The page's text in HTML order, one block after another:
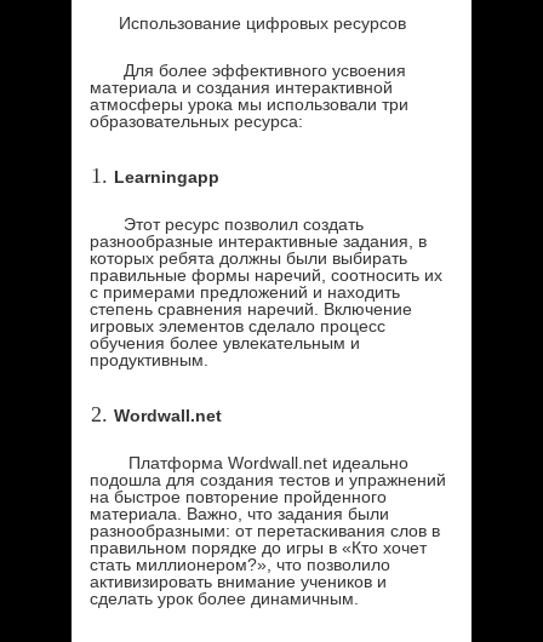
Использование цифровых ресурсов
Для более эффективного усвоения
материала и создания интерактивной
атмосферы урока мы использовали три
образовательных ресурса:
Learningapp
Этот ресурс позволил создать
разнообразные интерактивные задания, в
которых ребята должны были выбирать
правильные формы наречий, соотносить их
с примерами предложений и находить
степень сравнения наречий. Включение
игровых элементов сделало процесс
обучения более увлекательным и
продуктивным.
Wordwall.net
Платформа Wordwall.net идеально
подошла для создания тестов и упражнений
на быстрое повторение пройденного
материала. Важно, что задания были
разнообразными: от перетаскивания слов в
правильном порядке до игры в «Кто хочет
стать миллионером?», что позволило
активизировать внимание учеников и
сделать урок более динамичным.